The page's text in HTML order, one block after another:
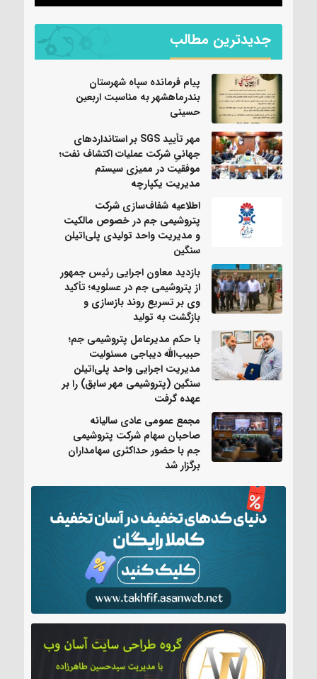
جدیدترین مطالب
پیام فرمانده سپاه شهرستان
بندرماهشهر به مناسبت اربعین
حسینی
مهر تأیید SGS بر استانداردهای
جهانیِ شرکت عملیات اکتشاف نفت؛
موفقیت در ممیزی سیستم
مدیریت یکپارچه
اطلاعیه شفاف‌سازی شرکت
پتروشیمی جم در خصوص مالکیت
و مدیریت واحد تولیدی پلی‌اتیلن
سنگین
بازدید معاون اجرایی رئیس جمهور
از پتروشیمی جم در عسلویه؛ تأکید
وی بر تسریع روند بازسازی و
بازگشت به تولید
با حکم مدیرعامل پتروشیمی جم؛
حبیب‌الله دیباجی مسئولیت
مدیریت اجرایی واحد پلی‌اتیلن
سنگین (پتروشیمی مهر سابق) را بر
عهده گرفت
مجمع عمومی عادی سالیانه
صاحبان سهام شرکت پتروشیمی
جم با حضور حداکثری سهامداران
برگزار شد